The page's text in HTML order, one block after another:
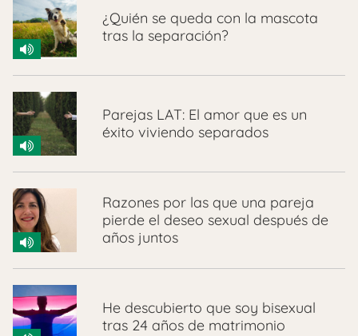
¿Quién se queda con la mascota
tras la separación?
Parejas LAT: El amor que es un
éxito viviendo separados
Razones por las que una pareja
pierde el deseo sexual después de
años juntos
He descubierto que soy bisexual
tras 24 años de matrimonio